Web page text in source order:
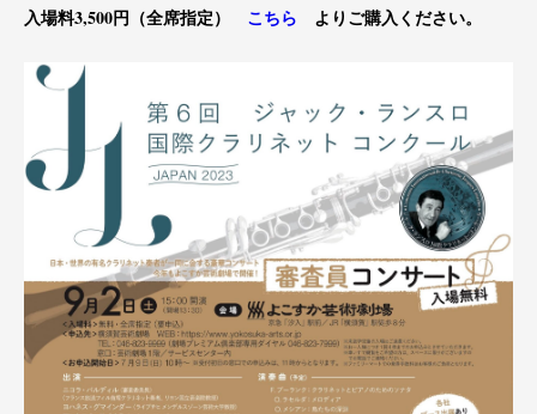
入場料3,500円（全席指定） こちら よりご購入ください。